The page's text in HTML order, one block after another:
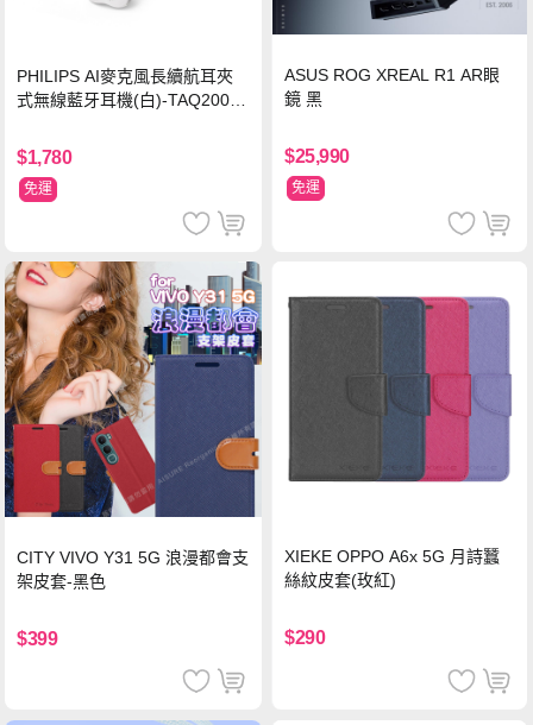
PHILIPS AI麥克風長續航耳夾
式無線藍牙耳機(白)-TAQ2000
$1,780
免運
ASUS ROG XREAL R1 AR眼
鏡 黑
$25,990
免運
CITY VIVO Y31 5G 浪漫都會支
架皮套-黑色
$399
XIEKE OPPO A6x 5G 月詩蠶
絲紋皮套(玫紅)
$290